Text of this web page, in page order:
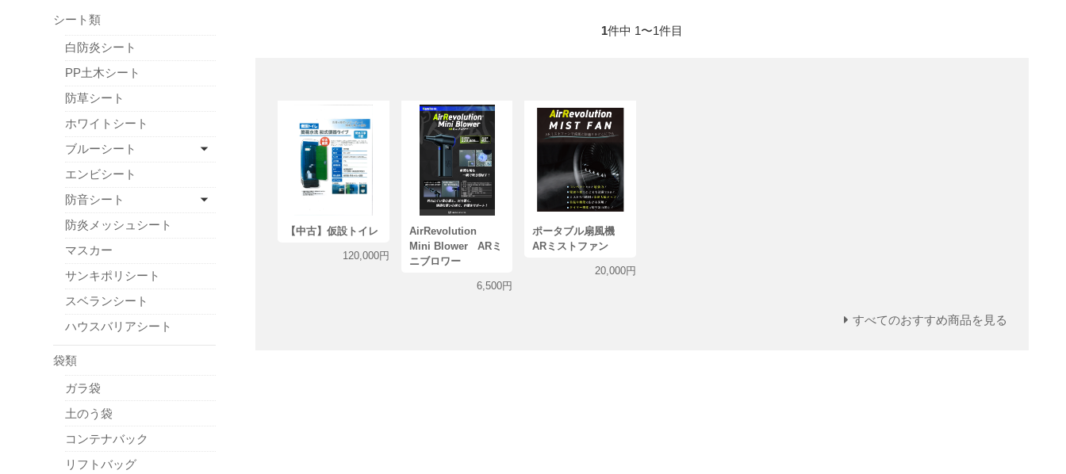
1件中 1〜1件目
【中古】仮設トイレ
120,000円
AirRevolution
Mini Blower ARミ
ニブロワー
6,500円
ポータブル扇風機
ARミストファン
20,000円
すべてのおすすめ商品を見る
シート類
白防炎シート
PP土木シート
防草シート
ホワイトシート
ブルーシート
エンビシート
防音シート
防炎メッシュシート
マスカー
サンキポリシート
スベランシート
ハウスバリアシート
袋類
ガラ袋
土のう袋
コンテナバック
リフトバッグ